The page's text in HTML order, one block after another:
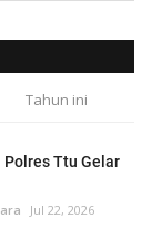
Tahun ini
Polres Ttu Gelar
Jul 22, 2026